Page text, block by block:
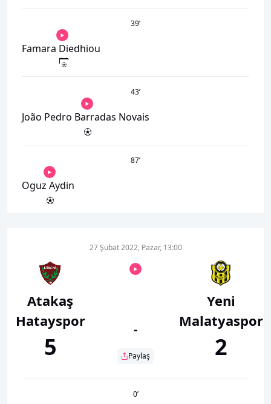
39’
Famara Diedhiou
43’
João Pedro Barradas Novais
87’
Oguz Aydin
Atakaş
Hatayspor
5
27 Şubat 2022, Pazar, 13:00
-
Paylaş
Yeni
Malatyaspor
2
0’